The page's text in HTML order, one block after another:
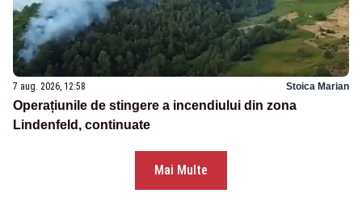
7 aug. 2026, 12:58 Stoica Marian
Operațiunile de stingere a incendiului din zona
Lindenfeld, continuate
Mai Multe